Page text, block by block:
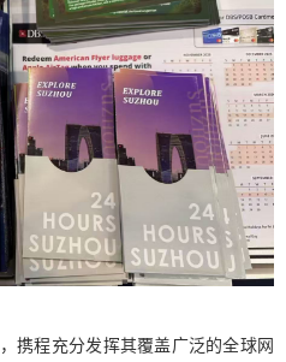
携程充分发挥其覆盖广泛的全球网